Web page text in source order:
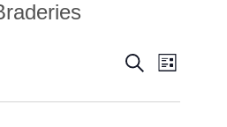
Recherche
vues
Liste